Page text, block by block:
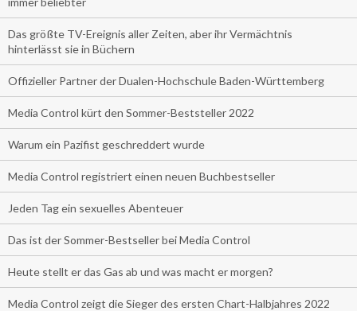
Das größte TV-Ereignis aller Zeiten, aber ihr Vermächtnis
hinterlässt sie in Büchern
Offizieller Partner der Dualen-Hochschule Baden-Württemberg
Media Control kürt den Sommer-Beststeller 2022
Warum ein Pazifist geschreddert wurde
Media Control registriert einen neuen Buchbestseller
Jeden Tag ein sexuelles Abenteuer
Das ist der Sommer-Bestseller bei Media Control
Heute stellt er das Gas ab und was macht er morgen?
Media Control zeigt die Sieger des ersten Chart-Halbjahres 2022